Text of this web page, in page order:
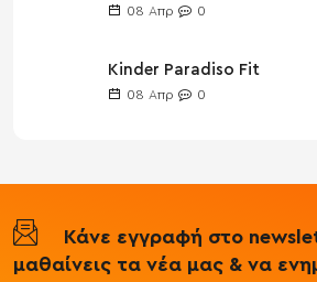
08 Απρ 0
Kinder Paradiso Fit
08 Απρ 0
Κάνε εγγραφή στο
μαθαίνεις τα νέα μας & να